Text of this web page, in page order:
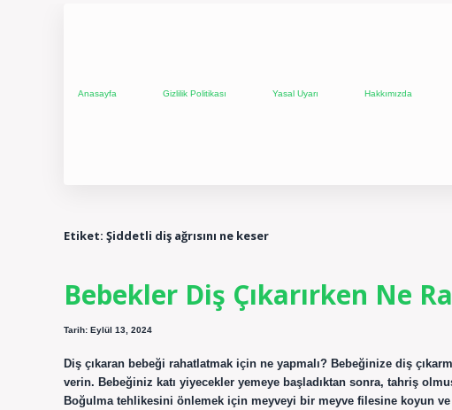
Anasayfa Gizlilik Politikası Yasal Uyarı Hakkımızda
Etiket: Şiddetli diş ağrısını ne keser
Bebekler Diş Çıkarırken Ne
Tarih: Eylül 13, 2024
Diş çıkaran bebeği rahatlatmak için ne yapmalı? Bebeğinize diş
verin. Bebeğiniz katı yiyecekler yemeye başladıktan sonra, tahriş
Boğulma tehlikesini önlemek için meyveyi bir meyve filesine koyun